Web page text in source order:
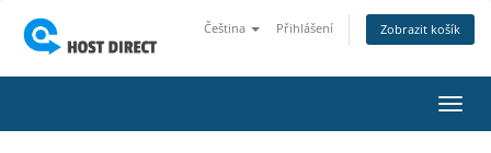
Čeština Přihlášení Zobrazit košík